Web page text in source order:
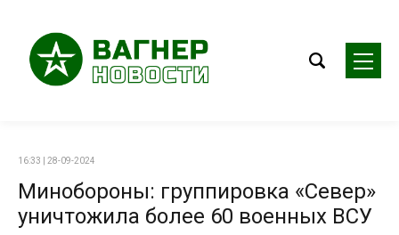
16:33 | 28-09-2024
Минобороны: группировка «Север»
уничтожила более 60 военных ВСУ